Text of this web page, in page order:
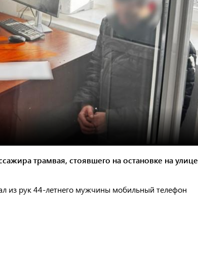
трамвая, стоявшего на остановке на улице
из рук 44-летнего мужчины мобильный телефон